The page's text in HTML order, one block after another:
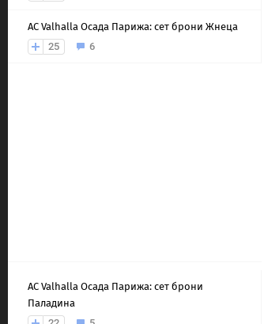
AС Valhalla Осада Парижа: сет брони Жнеца
25
6
AС Valhalla Осада Парижа: сет брони
Паладина